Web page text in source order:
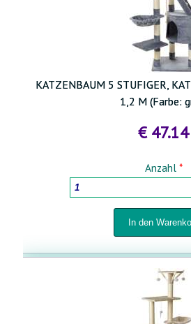
KATZENBAUM 5 STUFIGER,
1,2 M (Farbe:
€ 47.14
Anzahl *